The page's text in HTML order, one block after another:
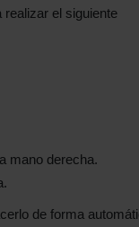
el siguiente
mano derecha.
de forma